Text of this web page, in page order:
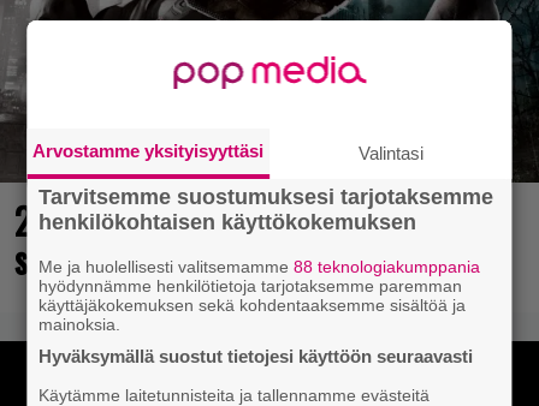
25 kaikkien aikojen parasta
supersankaripeliä listattu
Arvostamme yksityisyyttäsi Valintasi
Tarvitsemme suostumuksesi tarjotaksemme
henkilökohtaisen käyttökokemuksen
Me ja huolellisesti valitsemamme88 teknologiakumppania
hyödynnämme henkilötietoja tarjotaksemme paremman
käyttäjäkokemuksen sekä kohdentaaksemme sisältöä ja
mainoksia.
Hyväksymällä suostut tietojesi käyttöön seuraavasti
Käytämme laitetunnisteita ja tallennamme evästeitä